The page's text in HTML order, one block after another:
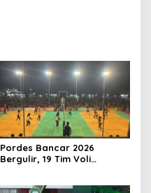
Pordes Bancar 2026
Bergulir, 19 Tim Voli